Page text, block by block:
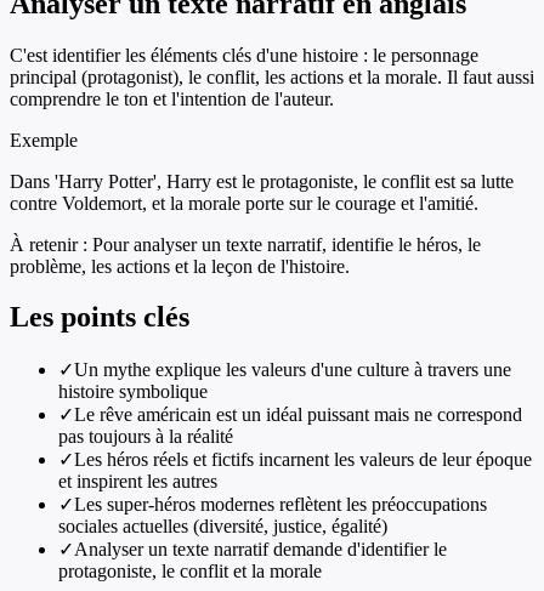
C'est identifier les éléments clés d'une histoire : le personnage
principal (protagonist), le conflit, les actions et la morale. Il faut aussi
comprendre le ton et l'intention de l'auteur.
Exemple
Dans 'Harry Potter', Harry est le protagoniste, le conflit est sa lutte
contre Voldemort, et la morale porte sur le courage et l'amitié.
À retenir : Pour analyser un texte narratif, identifie le héros, le
problème, les actions et la leçon de l'histoire.
Les points clés
✓Un mythe explique les valeurs d'une culture à travers une
histoire symbolique
✓Le rêve américain est un idéal puissant mais ne correspond
pas toujours à la réalité
✓Les héros réels et fictifs incarnent les valeurs de leur époque
et inspirent les autres
✓Les super-héros modernes reflètent les préoccupations
sociales actuelles (diversité, justice, égalité)
✓Analyser un texte narratif demande d'identifier le
protagoniste, le conflit et la morale